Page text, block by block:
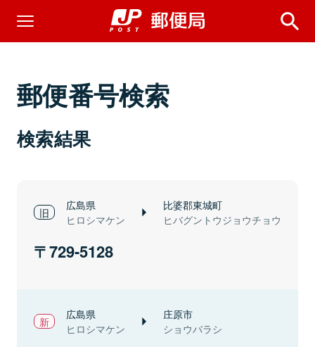
郵便番号検索
検索結果
広島県
ヒロシマケン
比婆郡東城町
ヒバグントウジョウチョウ
729-5128
広島県
ヒロシマケン
庄原市
ショウバラシ